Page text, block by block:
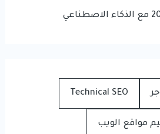
Technical SEO
مواقع الويب